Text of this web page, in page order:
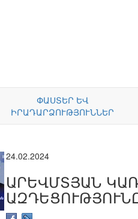
ՓԱՍՏԵՐ ԵՎ
ԻՐԱԴԱՐՁՈՒԹՅՈՒՆՆԵՐ
24.02.2024
ԱՐԵՎՄՏՅԱՆ